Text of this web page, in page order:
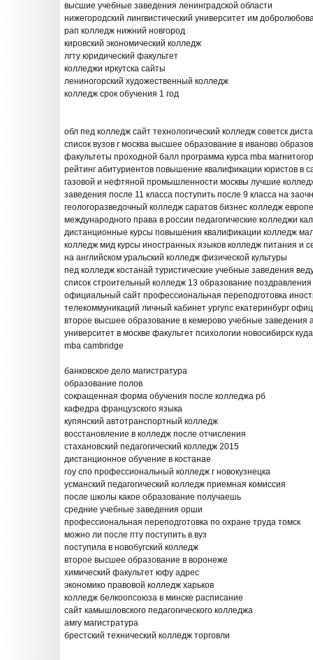
высшие учебные заведения ленинградской области
нижегородский лингвистический университет им
рап колледж нижний новгород
кировский экономический колледж
лгту юридический факультет
колледжи иркутска сайты
лениногорский художественный колледж
колледж срок обучения 1 год
обл пед колледж сайт технологический колледж советск
список вузов г москва высшее образование в иваново
факультеты проходной балл программа курса mba
рейтинг абитуриентов повышение квалификации юристов в
газовой и нефтяной промышленности москвы лучшие
заведения после 11 класса поступить после 9 класса на
геологоразведочный колледж саратов бизнес колледж
международного права в россии педагогические колледжи
дистанционные курсы повышения квалификации колледж
колледж мид курсы иностранных языков колледж питания и
на английском уральский колледж физической культуры
пед колледж костанай туристические учебные заведения
список строительный колледж 13 образование
официальный сайт профессиональная переподготовка
телекоммуникаций личный кабинет ургупс екатеринбург
второе высшее образование в кемерово учебные заведения
университет в москве факультет психологии новосибирск
mba cambridge
банковское дело магистратура
образование полов
сокращенная форма обучения после колледжа рб
кафедра французского языка
купянский автотранспортный колледж
восстановление в колледж после отчисления
стахановский педагогический колледж 2015
дистанционное обучение в костанае
гоу спо профессиональный колледж г новокузнецка
усманский педагогический колледж приемная комиссия
после школы какое образование получаешь
средние учебные заведения орши
профессиональная переподготовка по охране труда томск
можно ли после пту поступить в вуз
поступила в новобугский колледж
второе высшее образование в воронеже
химический факультет юфу адрес
экономико правовой колледж харьков
колледж белкоопсоюза в минске расписание
сайт камышловского педагогического колледжа
амгу магистратура
брестский технический колледж торговли